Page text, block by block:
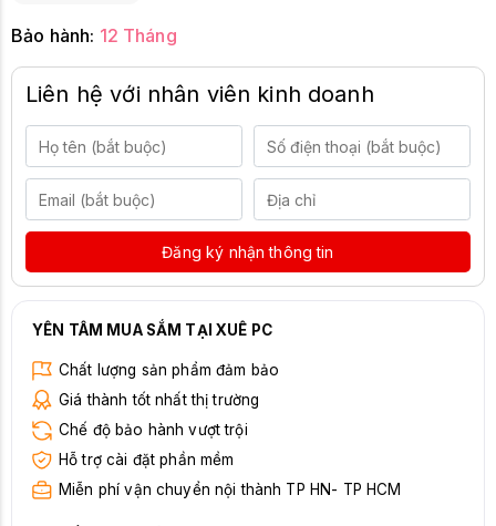
Bảo hành: 12 Tháng
Liên hệ với nhân viên kinh doanh
Đăng ký nhận thông tin
YÊN TÂM MUA SẮM TẠI XUÊ PC
Chất lượng sản phẩm đảm bảo
Giá thành tốt nhất thị trường
Chế độ bảo hành vượt trội
Hỗ trợ cài đặt phần mềm
Miễn phí vận chuyển nội thành TP HN- TP HCM